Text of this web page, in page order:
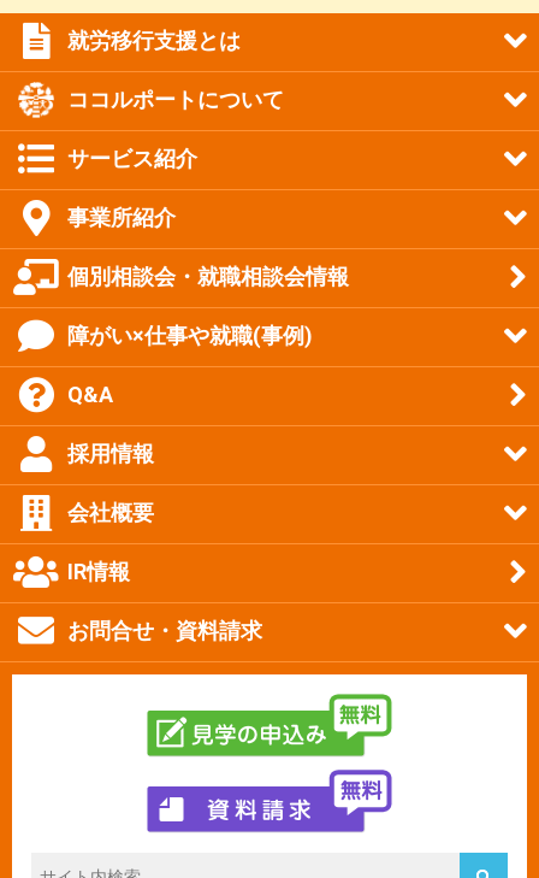
就労移行支援とは
ココルポートについて
サービス紹介
事業所紹介
個別相談会・就職相談会情報
障がい×仕事や就職(事例)
Q&A
採用情報
会社概要
IR情報
お問合せ・資料請求